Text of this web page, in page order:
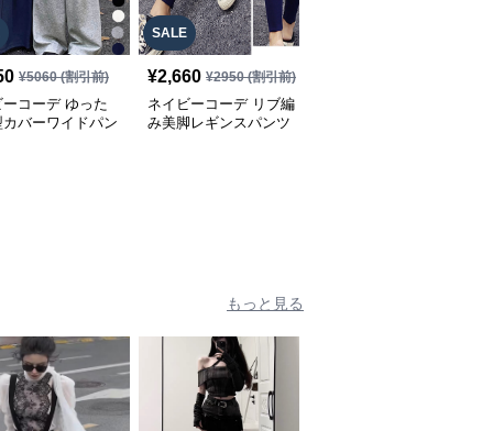
¥5060(割引前)
ーコーデ ゆった
カバーワイドパン
SALE
¥2,660 ¥2950(割引前)
ネイビーコーデ リブ編
み美脚レギンスパンツ
もっと見る